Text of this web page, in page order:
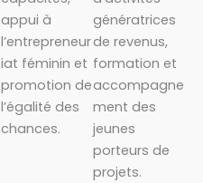
appui à
l’entrepreneur
iat féminin et
promotion de
l’égalité des
chances.
génératrices
de revenus,
formation et
accompagne
ment des
jeunes
porteurs de
projets.